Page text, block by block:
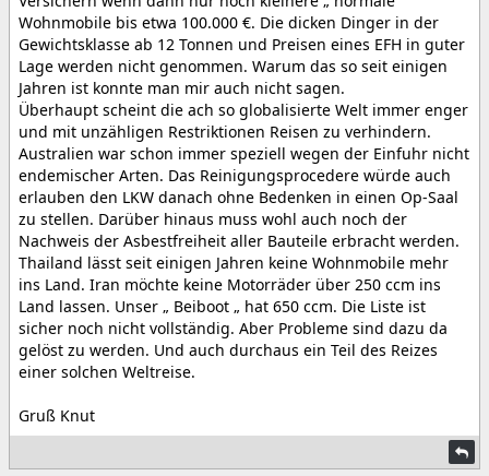
Wohnmobile bis etwa 100.000 €. Die dicken Dinger in der
Gewichtsklasse ab 12 Tonnen und Preisen eines EFH in guter
Lage werden nicht genommen. Warum das so seit einigen
Jahren ist konnte man mir auch nicht sagen.
Überhaupt scheint die ach so globalisierte Welt immer enger
und mit unzähligen Restriktionen Reisen zu verhindern.
Australien war schon immer speziell wegen der Einfuhr nicht
endemischer Arten. Das Reinigungsprocedere würde auch
erlauben den LKW danach ohne Bedenken in einen Op-Saal
zu stellen. Darüber hinaus muss wohl auch noch der
Nachweis der Asbestfreiheit aller Bauteile erbracht werden.
Thailand lässt seit einigen Jahren keine Wohnmobile mehr
ins Land. Iran möchte keine Motorräder über 250 ccm ins
Land lassen. Unser „ Beiboot „ hat 650 ccm. Die Liste ist
sicher noch nicht vollständig. Aber Probleme sind dazu da
gelöst zu werden. Und auch durchaus ein Teil des Reizes
einer solchen Weltreise.
Gruß Knut